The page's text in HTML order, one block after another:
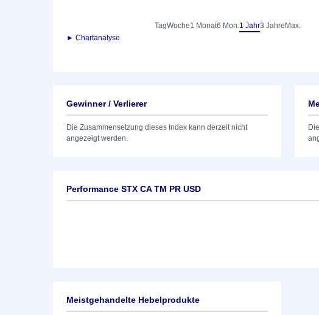
TagWoche1 Monat6 Mon.1 Jahr3 Jahre Max.
► Chartanalyse
Gewinner / Verlierer
Die Zusammensetzung dieses Index kann derzeit nicht
angezeigt werden.
Performance STX CA TM PR USD
Meistgehandelte Hebelprodukte